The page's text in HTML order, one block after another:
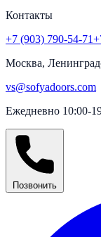
Контакты
+7 (903) 790-54-71
Москва,
vs@sofyadoors.com
Ежедневно 10:00-
Позвонить